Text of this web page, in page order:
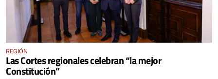
REGIÓN
Las Cortes regionales celebran “la mejor
Constitución”